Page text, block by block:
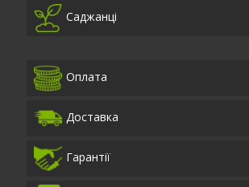
Саджанці
Оплата
Доставка
Гарантії